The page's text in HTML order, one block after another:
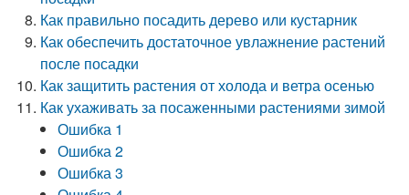
Как правильно посадить дерево или кустарник
Как обеспечить достаточное увлажнение растений
после посадки
Как защитить растения от холода и ветра осенью
Как ухаживать за посаженными растениями зимой
Ошибка 1
Ошибка 2
Ошибка 3